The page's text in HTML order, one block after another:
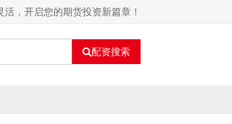
，开启您的期货投资新篇章！
配资搜索